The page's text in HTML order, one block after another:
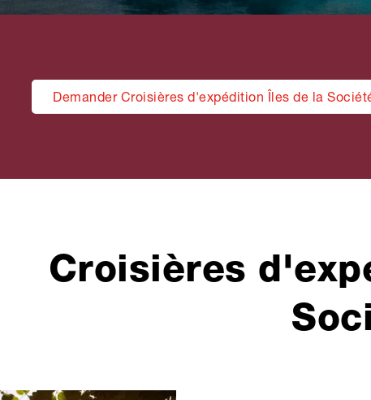
Demander Croisières d'expédition Îles de la
Croisières